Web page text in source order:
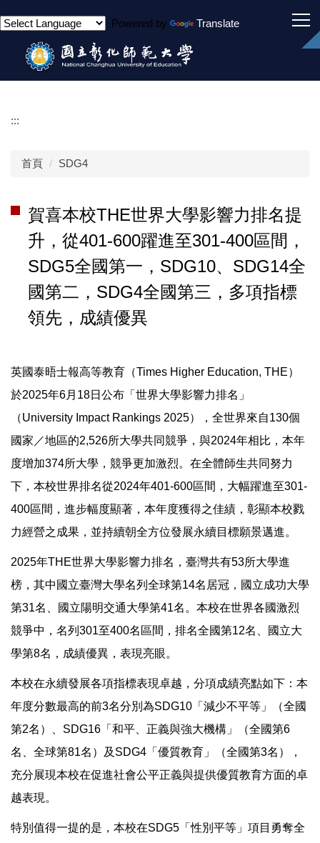
到
Powered by Translate
:::
首頁 SDG4
賀喜本校THE世界大學影響力排名提
升，從401-600躍進至301-400區間，
SDG5全國第一，SDG10、SDG14全
國第二，SDG4全國第三，多項指標
領先，成績優異
英國泰晤士報高等教育（Times Higher Education, THE）
於2025年6月18日公布「世界大學影響力排名」
（University Impact Rankings 2025），全世界來自130個
國家／地區的2,526所大學共同競爭，與2024年相比，本年
度增加374所大學，競爭更加激烈。在全體師生共同努力
下，本校世界排名從2024年401-600區間，大幅躍進至301-
400區間，進步幅度顯著，本年度獲得之佳績，彰顯本校戮
力經營之成果，並持續朝全方位發展永續目標願景邁進。
2025年THE世界大學影響力排名，臺灣共有53所大學進
榜，其中國立臺灣大學名列全球第14名居冠，國立成功大學
第31名、國立陽明交通大學第41名。本校在世界各國激烈
競爭中，名列301至400名區間，排名全國第12名、國立大
學第8名，成績優異，表現亮眼。
本校在永續發展各項指標表現卓越，分項成績亮點如下：本
年度分數最高的前3名分別為SDG10「減少不平等」（全國
第2名）、SDG16「和平、正義與強大機構」（全國第6
名、全球第81名）及SDG4「優質教育」（全國第3名），
充分展現本校在促進社會公平正義與提供優質教育方面的卓
越表現。
特別值得一提的是，本校在SDG5「性別平等」項目勇奪全